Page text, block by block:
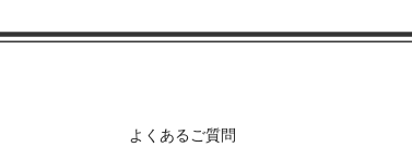
よくあるご質問